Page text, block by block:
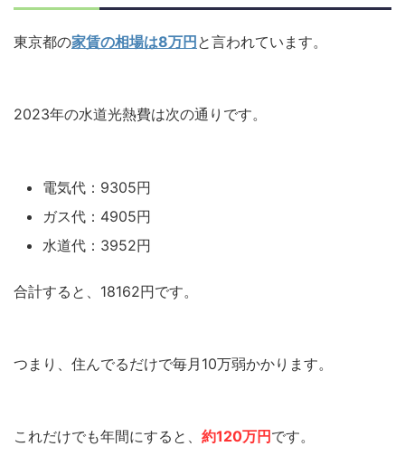
東京都の家賃の相場は8万円 と言われています。
2023年の水道光熱費は次の通りです。
電気代：9305円
ガス代：4905円
水道代：3952円
合計すると、18162円です。
つまり、住んでるだけで毎月10万弱かかります。
これだけでも年間にすると、 約120万円 です。